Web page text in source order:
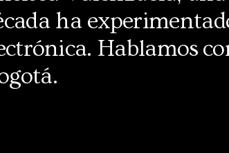
ha
Hablamos